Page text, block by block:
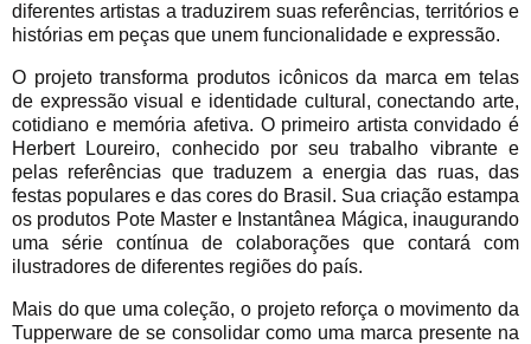
diferentes artistas a traduzirem suas referências, territórios e
histórias em peças que unem funcionalidade e expressão.
O projeto transforma produtos icônicos da marca em telas
de expressão visual e identidade cultural, conectando arte,
cotidiano e memória afetiva. O primeiro artista convidado é
Herbert Loureiro, conhecido por seu trabalho vibrante e
pelas referências que traduzem a energia das ruas, das
festas populares e das cores do Brasil. Sua criação estampa
os produtos Pote Master e Instantânea Mágica, inaugurando
uma série contínua de colaborações que contará com
ilustradores de diferentes regiões do país.
Mais do que uma coleção, o projeto reforça o movimento da
Tupperware de se consolidar como uma marca presente na